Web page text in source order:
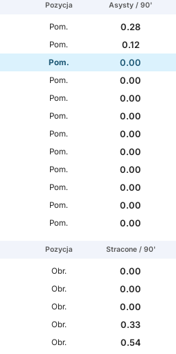
Pozycja Asysty / 90'
Pom.
0.28
Pom.
0.12
Pom.
0.00
Pom.
0.00
Pom.
0.00
Pom.
0.00
Pom.
0.00
Pom.
0.00
Pom.
0.00
Pom.
0.00
Pom.
0.00
Pom. 0.00
Pozycja Stracone / 90'
Obr.
0.00
Obr.
0.00
Obr.
0.00
Obr.
0.33
Obr.
0.54